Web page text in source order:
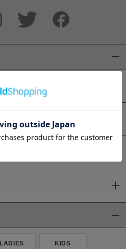
LADIES KIDS